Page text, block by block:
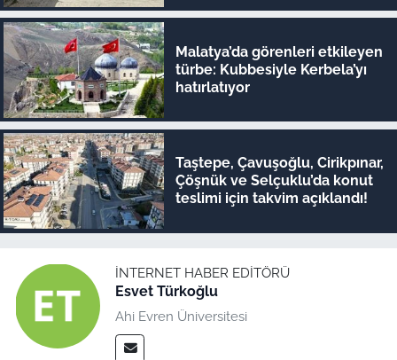
Malatya’da görenleri etkileyen
türbe: Kubbesiyle Kerbela’yı
hatırlatıyor
Taştepe, Çavuşoğlu, Cirikpınar,
Çöşnük ve Selçuklu’da konut
teslimi için takvim açıklandı!
İNTERNET HABER EDITÖRÜ
Esvet Türkoğlu
Ahi Evren Üniversitesi